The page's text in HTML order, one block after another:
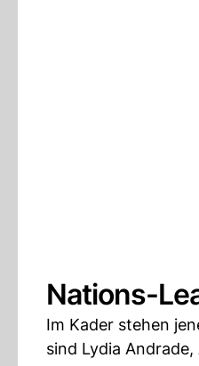
Nations-
Im Kader stehen
sind Lydia